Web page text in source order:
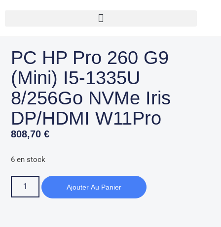
PC HP Pro 260 G9
(Mini) I5-1335U
8/256Go NVMe Iris
DP/HDMI W11Pro
808,70€
6 en stock
Ajouter Au Panier